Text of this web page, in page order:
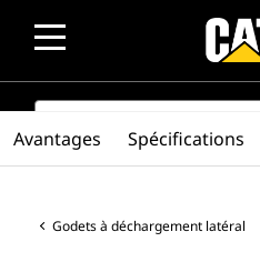
SEARCH
Godets à déchargement latéral
Avantages Spécifications